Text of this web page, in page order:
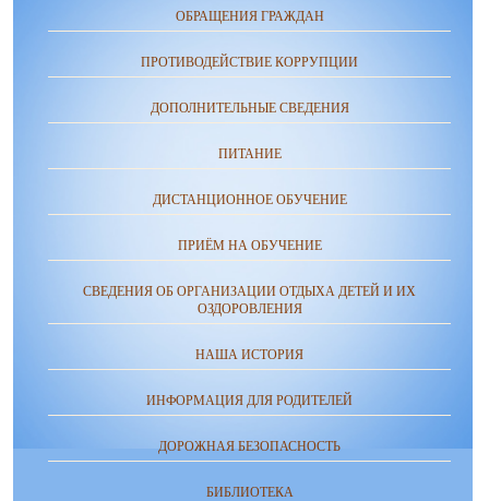
ОБРАЩЕНИЯ ГРАЖДАН
ПРОТИВОДЕЙСТВИЕ КОРРУПЦИИ
ДОПОЛНИТЕЛЬНЫЕ СВЕДЕНИЯ
ПИТАНИЕ
ДИСТАНЦИОННОЕ ОБУЧЕНИЕ
ПРИЁМ НА ОБУЧЕНИЕ
СВЕДЕНИЯ ОБ ОРГАНИЗАЦИИ ОТДЫХА ДЕТЕЙ И ИХ
ОЗДОРОВЛЕНИЯ
НАША ИСТОРИЯ
ИНФОРМАЦИЯ ДЛЯ РОДИТЕЛЕЙ
ДОРОЖНАЯ БЕЗОПАСНОСТЬ
БИБЛИОТЕКА